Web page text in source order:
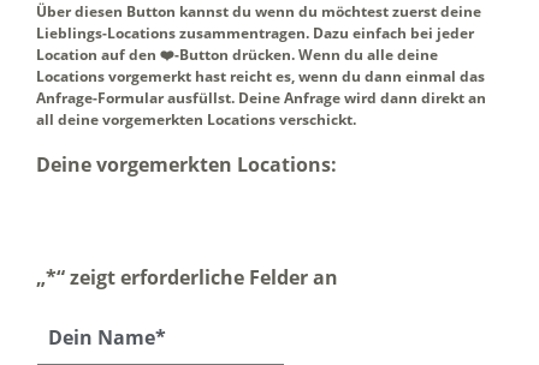
Über diesen Button kannst du wenn du möchtest zuerst deine
Lieblings-Locations zusammentragen. Dazu einfach bei jeder
Location auf den ❤️-Button drücken. Wenn du alle deine
Locations vorgemerkt hast reicht es, wenn du dann einmal das
Anfrage-Formular ausfüllst. Deine Anfrage wird dann direkt an
all deine vorgemerkten Locations verschickt.
Deine vorgemerkten Locations:
„*“ zeigt erforderliche Felder an
Dein Name*